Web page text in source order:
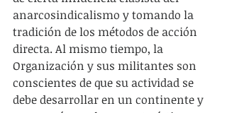
anarcosindicalismo y tomando la
tradición de los métodos de acción
directa. Al mismo tiempo, la
Organización y sus militantes son
conscientes de que su actividad se
debe desarrollar en un continente y